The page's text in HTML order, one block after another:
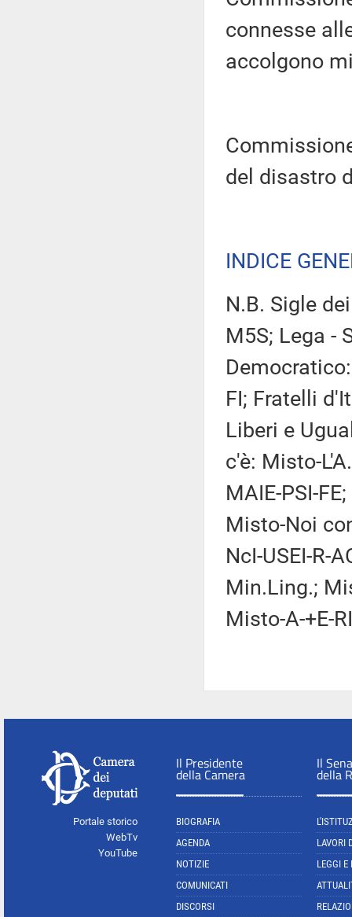
connesse
accolgono
del disastro
INDICE
N.B. Sigle
M5S; Lega -
FI; Fratelli
Liberi e
c'è: Misto-
MAIE-PSI-
Misto-Noi
NcI-USEI-R-
Min.Ling.;
Misto-A-+E-
Portale storico
WebTv
YouTube
Il Presidente
della Camera
BIOGRAFIA
AGENDA
NOTIZIE
COMUNICATI
DISCORSI
Il
della
LAVORI
LEGGI E